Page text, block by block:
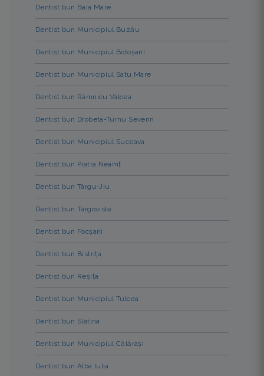
Dentist bun Baia Mare
Dentist bun Municipiul Buzău
Dentist bun Municipiul Botoșani
Dentist bun Municipiul Satu Mare
Dentist bun Râmnicu Vâlcea
Dentist bun Drobeta-Turnu Severin
Dentist bun Municipiul Suceava
Dentist bun Piatra Neamț
Dentist bun Târgu-Jiu
Dentist bun Târgoviste
Dentist bun Focșani
Dentist bun Bistrița
Dentist bun Reșița
Dentist bun Municipiul Tulcea
Dentist bun Slatina
Dentist bun Municipiul Călărași
Dentist bun Alba Iulia